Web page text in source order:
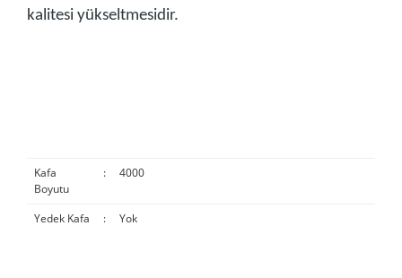
kalitesi yükseltmesidir.
Kafa
Boyutu
: 4000
Yedek Kafa : Yok